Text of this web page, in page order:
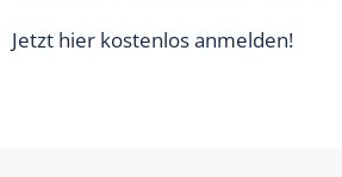
Jetzt hier kostenlos anmelden!